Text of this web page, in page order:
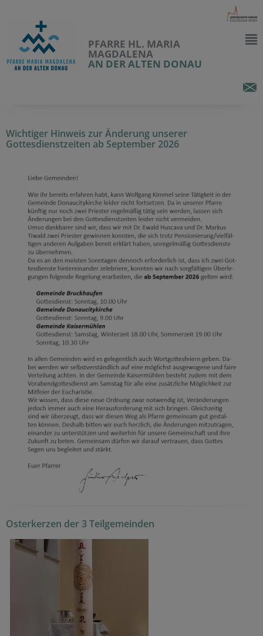
PFARRE HL. MARIA
MAGDALENA
AN DER ALTEN DONAU
Wichtiger Hinweis zur Änderung unserer
Gottesdienstzeiten ab September 2026
Osterkerzen der 3 Teilgemeinden